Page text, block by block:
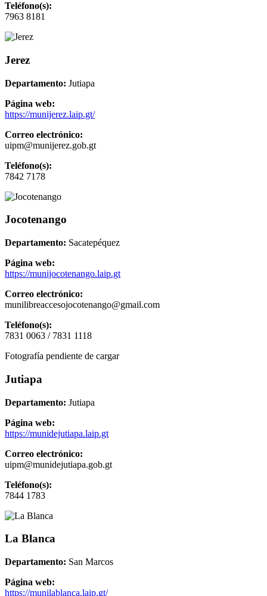
Teléfono(s):
7963 8181
Jerez
Departamento: Jutiapa
Página web:
https://munijerez.laip.gt/
Correo electrónico:
uipm@munijerez.gob.gt
Teléfono(s):
7842 7178
Jocotenango
Departamento: Sacatepéquez
Página web:
https://munijocotenango.laip.gt
Correo electrónico:
munilibreaccesojocotenango@gmail.com
Teléfono(s):
7831 0063 / 7831 1118
Fotografía pendiente de cargar
Jutiapa
Departamento: Jutiapa
Página web:
https://munidejutiapa.laip.gt
Correo electrónico:
uipm@munidejutiapa.gob.gt
Teléfono(s):
7844 1783
La Blanca
Departamento: San Marcos
Página web:
https://munilablanca.laip.gt/